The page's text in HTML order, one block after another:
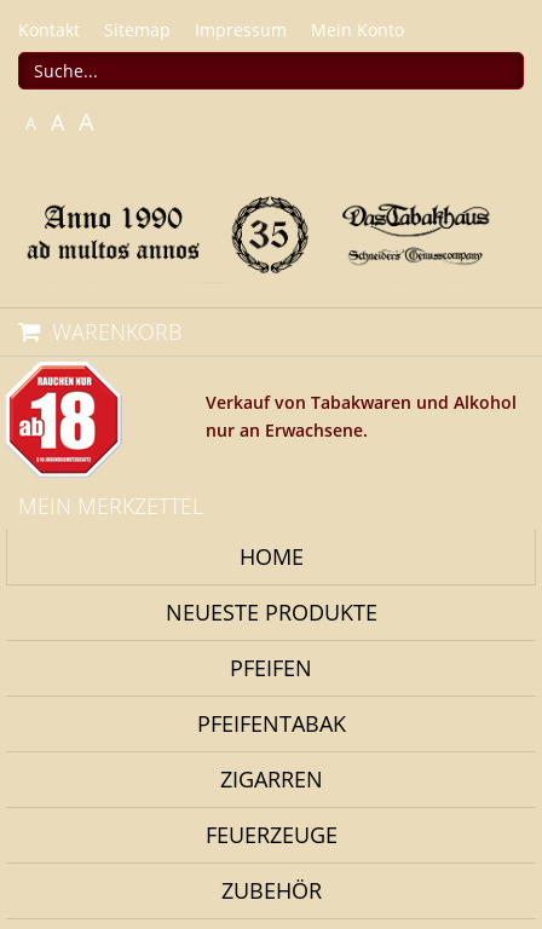
Kontakt Sitemap Impressum Mein Konto
A A A
WARENKORB
Verkauf von Tabakwaren und Alkohol
nur an Erwachsene.
MEIN MERKZETTEL
HOME
NEUESTE PRODUKTE
PFEIFEN
PFEIFENTABAK
ZIGARREN
FEUERZEUGE
ZUBEHÖR